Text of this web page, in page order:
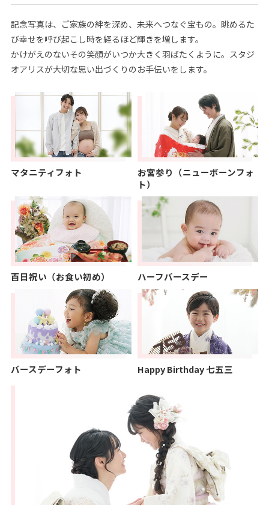
記念写真は、ご家族の絆を深め、未来へつなぐ宝もの。眺めるた
び幸せを呼び起こし時を経るほど輝きを増します。
かけがえのないその笑顔がいつか大きく羽ばたくように。スタジ
オアリスが大切な思い出づくりのお手伝いをします。
マタニティフォト
お宮参り（ニューボーンフォ
ト）
百日祝い（お食い初め） ハーフバースデー
バースデーフォト Happy Birthday 七五三